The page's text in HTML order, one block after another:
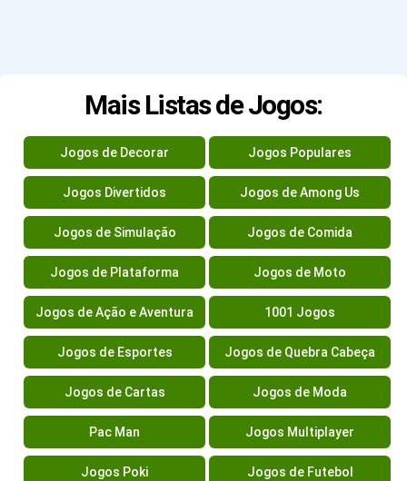
Mais Listas de Jogos:
Jogos de Decorar Jogos Populares
Jogos Divertidos Jogos de Among Us
Jogos de Simulação Jogos de Comida
Jogos de Plataforma Jogos de Moto
Jogos de Ação e Aventura 1001 Jogos
Jogos de Esportes Jogos de Quebra Cabeça
Jogos de Cartas Jogos de Moda
Pac Man Jogos Multiplayer
Jogos Poki Jogos de Futebol